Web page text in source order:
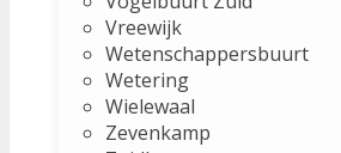
Vreewijk
Wetenschappersbuurt
Wetering
Wielewaal
Zevenkamp